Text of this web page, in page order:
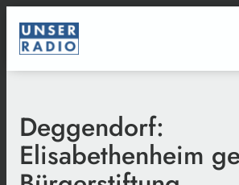
Deggendorf:
Elisabethenheim